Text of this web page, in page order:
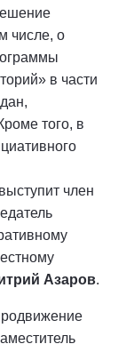
числе, о
в части
того, в
член
Азаров.